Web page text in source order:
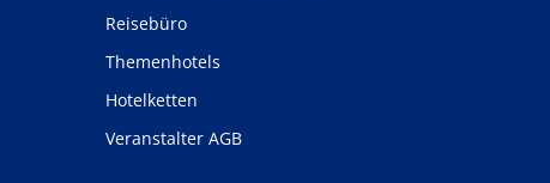
Reisebüro
Themenhotels
Hotelketten
Veranstalter AGB